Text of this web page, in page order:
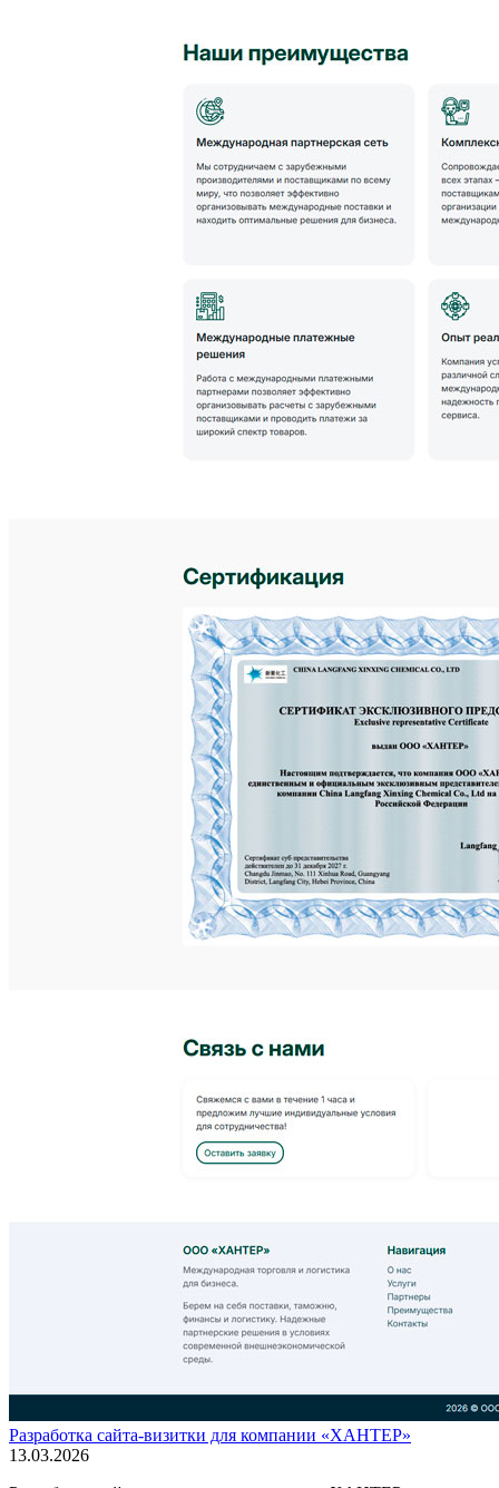
Разработка сайта-визитки для компании «ХАНТЕР»
13.03.2026